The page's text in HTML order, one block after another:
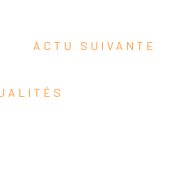
ACTU SUIVANTE